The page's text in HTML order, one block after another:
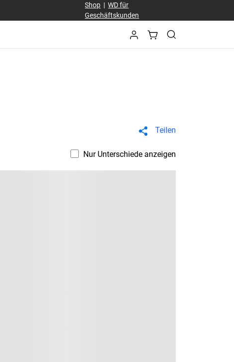
Shop |WD für
Geschäftskunden
Teilen
Nur Unterschiede anzeigen